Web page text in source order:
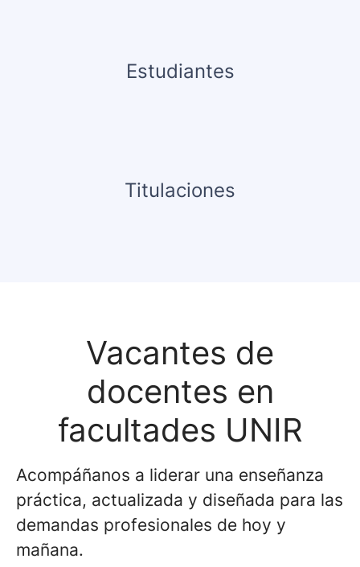
Estudiantes
Titulaciones
Vacantes de
docentes en
facultades UNIR
Acompáñanos a liderar una enseñanza
práctica, actualizada y diseñada para las
demandas profesionales de hoy y
mañana.